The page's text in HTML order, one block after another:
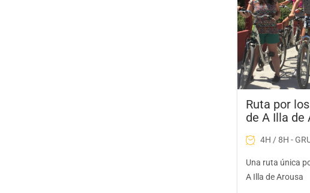
Ruta por
de A Illa de
4H / 8H -
Una ruta única
A Illa de Arousa